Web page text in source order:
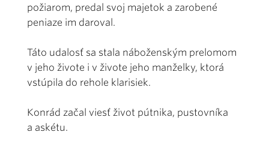
požiarom, predal svoj majetok a zarobené
peniaze im daroval.
Táto udalosť sa stala náboženským prelomom
v jeho živote i v živote jeho manželky, ktorá
vstúpila do rehole klarisiek.
Konrád začal viesť život pútnika, pustovníka
a askétu.